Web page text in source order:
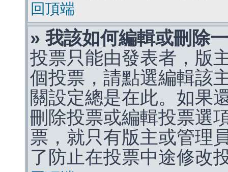
回頂端
» 我該如何編輯或刪除
投票只能由發表者，版
個投票，請點選編輯該
關設定總是在此。如果
刪除投票或編輯投票選
票，就只有版主或管理
了防止在投票中途修改